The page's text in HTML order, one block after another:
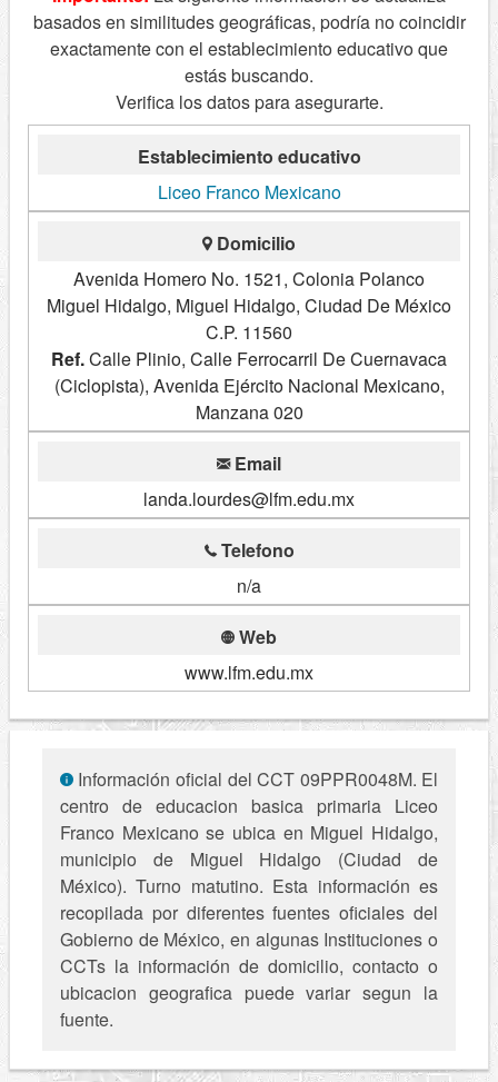
basados en similitudes geográficas, podría no coincidir
exactamente con el establecimiento educativo que
estás buscando.
Verifica los datos para asegurarte.
Establecimiento educativo
Liceo Franco Mexicano
Domicilio
Avenida Homero No. 1521, Colonia Polanco
Miguel Hidalgo, Miguel Hidalgo, Ciudad De México
C.P. 11560
Ref.Calle Plinio, Calle Ferrocarril De Cuernavaca
(Ciclopista), Avenida Ejército Nacional Mexicano,
Manzana 020
Email
landa.lourdes@lfm.edu.mx
Telefono
n/a
Web
www.lfm.edu.mx
Información oficial del CCT 09PPR0048M. El
centro de educacion basica primaria Liceo
Franco Mexicano se ubica en Miguel Hidalgo,
municipio de Miguel Hidalgo (Ciudad de
México). Turno matutino. Esta información es
recopilada por diferentes fuentes oficiales del
Gobierno de México, en algunas Instituciones o
CCTs la información de domicilio, contacto o
ubicacion geografica puede variar segun la
fuente.